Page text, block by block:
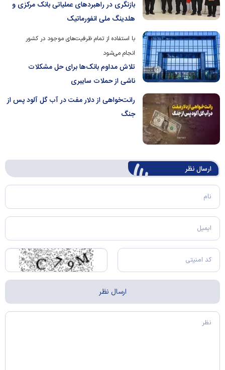
بازنگری در راهبردهای عملیاتی بانک مرکزی و
هلدینگ ملی انفورماتیک
با استفاده از تمام ظرفیت‌های موجود در کشور
انجام می‌شود
تلاش مداوم بانک‌ها برای حل مشکلات
ناشی از حملات سایبری
رانت‌خواهی از دلار مفت در آب گل آلود پس از
جنگ
ارسال‌ نظر